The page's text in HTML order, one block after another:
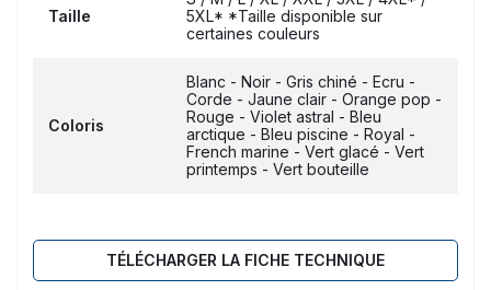
Taille
5XL* *Taille disponible sur
certaines couleurs
Coloris
Blanc - Noir - Gris chiné - Ecru -
Corde - Jaune clair - Orange pop -
Rouge - Violet astral - Bleu
arctique - Bleu piscine - Royal -
French marine - Vert glacé - Vert
printemps - Vert bouteille
TÉLÉCHARGER LA FICHE TECHNIQUE